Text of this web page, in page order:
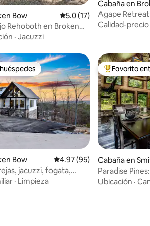
5, 85 reseñas
Bow Calificación promedio: 5.0
5.0 (17)
Rehoboth en Broken
· Jacuzzi
Cabaña en
Agape Retreat
¡Capacidad
Calidad-precio
5, 41 reseñas
Bow Calificación promedio: 4.97
4.97 (95)
jacuzzi, fogata,
blanco
· Limpieza
Favorito
Favorito
Cabaña en
Paradise
Ubicación ·